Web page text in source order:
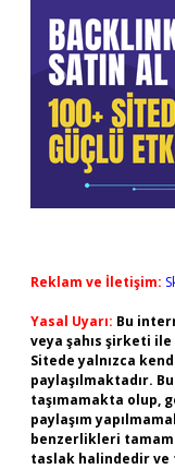
Reklam ve İletişim:
Yasal Uyarı: Bu
veya şahıs şirketi
Sitede yalnızca
paylaşılmaktadır.
taşımamakta olup,
paylaşım
benzerlikleri
taslak halindedir ve